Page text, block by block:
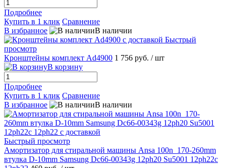
Подробнее
Купить в 1 клик Сравнение
В избранное
В наличии
Быстрый
просмотр
Кронштейны комплект Ad4900 1 756 руб. / шт
В корзину
Подробнее
Купить в 1 клик Сравнение
В избранное
В наличии
Быстрый просмотр
Амортизатор для стиральной машины Ansa 100n_170-260mm
втулка D-10mm Samsung Dc66-00343g 12ph20 Su5001 12ph22c